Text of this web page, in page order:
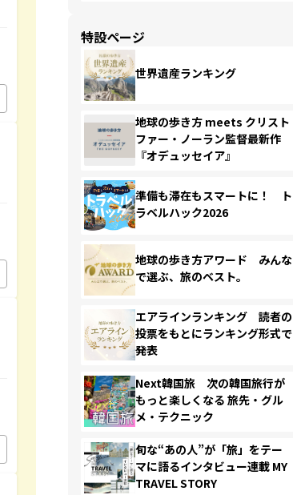
特設ページ
世界遺産ランキング
地球の歩き方 meets クリスト
ファー・ノーラン監督最新作
『オデュッセイア』
準備も滞在もスマートに！ ト
ラベルハック2026
地球の歩き方アワード みんな
で選ぶ、旅のベスト。
エアラインランキング 読者の
投票をもとにランキング形式で
発表
Next韓国旅 次の韓国旅行が
もっと楽しくなる 旅先・グル
メ・テクニック
旬な“あの人”が「旅」をテー
マに語るインタビュー連載 MY
TRAVEL STORY